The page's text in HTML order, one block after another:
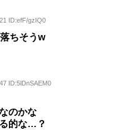
ID:efF/gzIQ0
ちそうw
ID:5lDnSAEM0
のかな
的な…？